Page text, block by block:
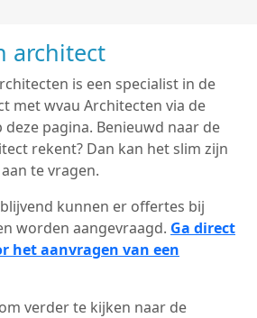
architect
is een specialist in de
met wvau Architecten via de
pagina. Benieuwd naar de
rekent? Dan kan het slim zijn
te vragen.
kunnen er offertes bij
worden aangevraagd. Ga direct
het aanvragen van een
verder te kijken naar de